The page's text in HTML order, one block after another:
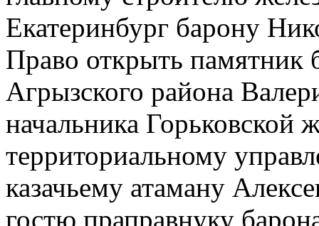
Екатеринбург барону
Право открыть памятник
Агрызского района
начальника Горьковской
территориальному
казачьему атаману
гостю праправнуку